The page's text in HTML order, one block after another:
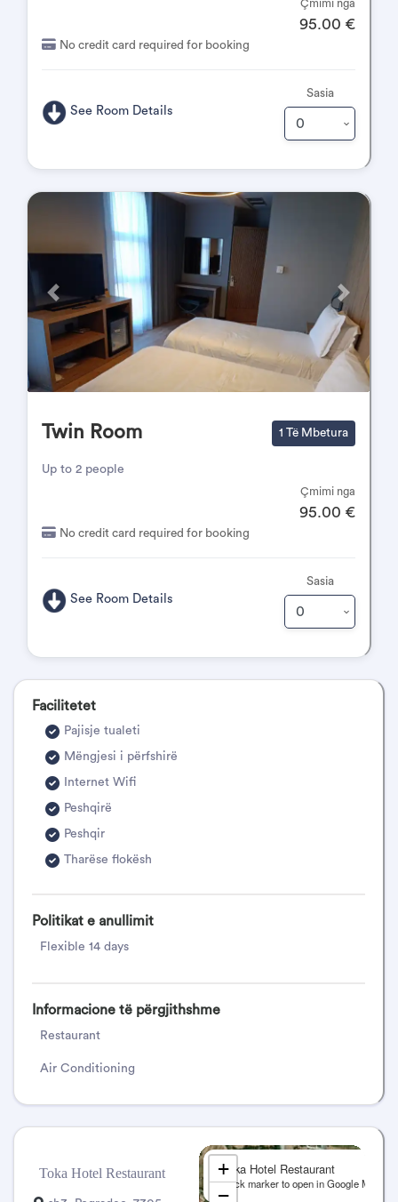
Çmimi nga
95.00 €
No credit card required for booking
See Room Details
Sasia
Përpara Pas
Twin Room 1 Të Mbetura
Up to 2 people
Çmimi nga
95.00 €
No credit card required for booking
See Room Details
Sasia
Facilitetet
Pajisje tualeti
Mëngjesi i përfshirë
Internet Wifi
Peshqirë
Peshqir
Tharëse flokësh
TV
Restorant
Politikat e anullimit
Flexible 14 days
Informacione të përgjithshme
Restaurant
Air Conditioning
Toka Hotel Restaurant Toka Hotel Restaurant
Click marker to open in Google Maps
+
−